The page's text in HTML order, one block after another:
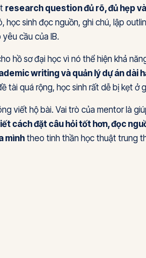
research question đủ rõ, đủ hẹp
học sinh đọc nguồn, ghi chú, lập
cầu của IB.
hồ sơ đại học vì nó thể hiện khả
writing và quản lý dự án dài
tài quá rộng, học sinh rất dễ bị kẹt ở
viết hộ bài. Vai trò của mentor là
cách đặt câu hỏi tốt hơn, đọc
mìnhtheo tinh thần học thuật trung